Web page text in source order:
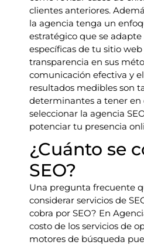
clientes anteriores.
la agencia tenga un
estratégico que se adapte
específicas de tu sitio
transparencia en sus
comunicación efectiva y
resultados medibles son
determinantes a tener en
seleccionar la agencia
potenciar tu presencia
¿Cuánto se
SEO?
Una pregunta frecuente
considerar servicios de
cobra por SEO? En
costo de los servicios de
motores de búsqueda